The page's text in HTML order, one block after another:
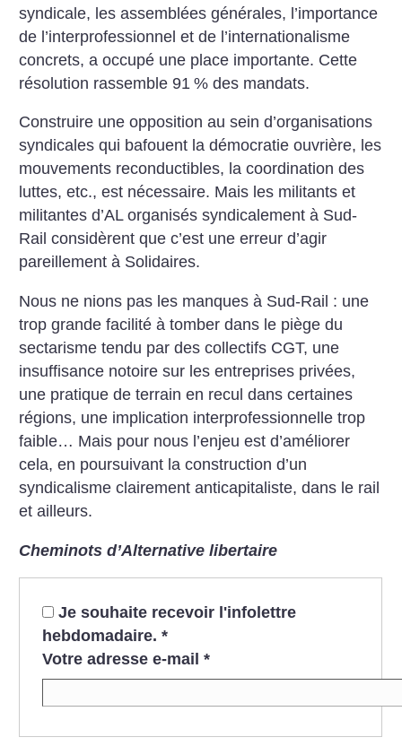
syndicale, les assemblées générales, l’importance
de l’interprofessionnel et de l’internationalisme
concrets, a occupé une place importante. Cette
résolution rassemble 91 % des mandats.
Construire une opposition au sein d’organisations
syndicales qui bafouent la démocratie ouvrière, les
mouvements reconductibles, la coordination des
luttes, etc., est nécessaire. Mais les militants et
militantes d’AL organisés syndicalement à Sud-
Rail considèrent que c’est une erreur d’agir
pareillement à Solidaires.
Nous ne nions pas les manques à Sud-Rail : une
trop grande facilité à tomber dans le piège du
sectarisme tendu par des collectifs CGT, une
insuffisance notoire sur les entreprises privées,
une pratique de terrain en recul dans certaines
régions, une implication interprofessionnelle trop
faible… Mais pour nous l’enjeu est d’améliorer
cela, en poursuivant la construction d’un
syndicalisme clairement anticapitaliste, dans le rail
et ailleurs.
Cheminots d’Alternative libertaire
Je souhaite recevoir l'infolettre
hebdomadaire. *
Votre adresse e-mail *